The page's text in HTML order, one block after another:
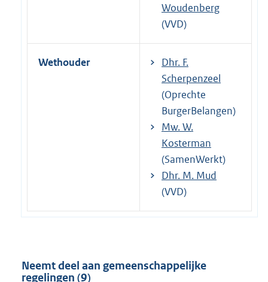
Woudenberg
(VVD)
Wethouder
Dhr. F.
Scherpenzeel
(Oprechte
BurgerBelangen)
Mw. W.
Kosterman
(SamenWerkt)
Dhr. M. Mud
(VVD)
Neemt deel aan gemeenschappelijke
regelingen (9)